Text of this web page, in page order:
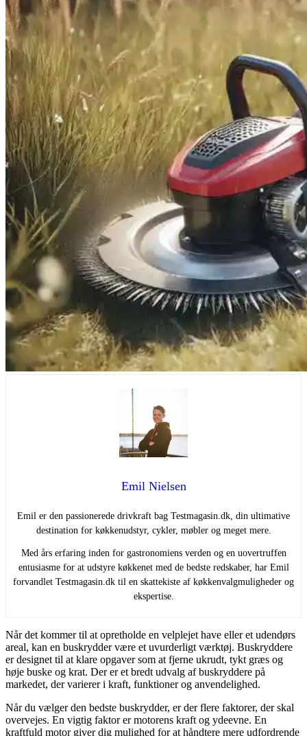
Emil Nielsen
Emil er den passionerede drivkraft bag Testmagasin.dk, din ultimative
destination for køkkenudstyr, cykler, møbler og meget mere.
Med års erfaring inden for gastronomiens verden og en uovertruffen
entusiasme for at udstyre køkkenet med de bedste redskaber, har Emil
forvandlet Testmagasin.dk til en skattekiste af køkkenvalgmuligheder og
ekspertise.
Når det kommer til at opretholde en velplejet have eller et udendørs
areal, kan en buskrydder være et uvurderligt værktøj. Buskryddere
er designet til at klare opgaver som at fjerne ukrudt, tykt græs og
høje buske og krat. Der er et bredt udvalg af buskryddere på
markedet, der varierer i kraft, funktioner og anvendelighed.
Når du vælger den bedste buskrydder, er der flere faktorer, der skal
overvejes. En vigtig faktor er motorens kraft og ydeevne. En
kraftfuld motor giver dig mulighed for at håndtere mere udfordrende